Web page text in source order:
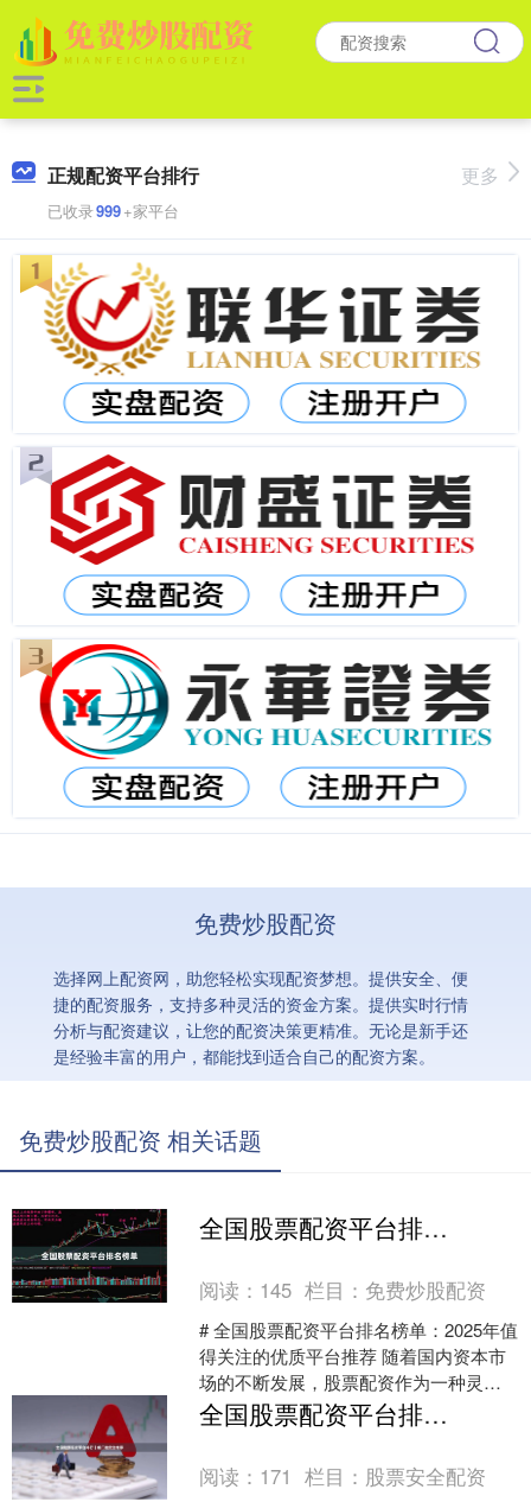
正规配资平台排行
已收录999+家平台
更多
免费炒股配资
选择网上配资网，助您轻松实现配资梦想。提供安全、便
捷的配资服务，支持多种灵活的资金方案。提供实时行情
分析与配资建议，让您的配资决策更精准。无论是新手还
是经验丰富的用户，都能找到适合自己的配资方案。
免费炒股配资 相关话题
全国股票配资平台排名榜单
阅读： 145 栏目： 免费炒股配资
# 全国股票配资平台排名榜单：2025年值
得关注的优质平台推荐 随着国内资本市
场的不断发展，股票配资作为一种灵活
的融资工具，逐渐受到投资者的关注。
然而，面对市场....
全国股票配资平台排行｜低门槛安全推荐
阅读： 171 栏目： 股票安全配资